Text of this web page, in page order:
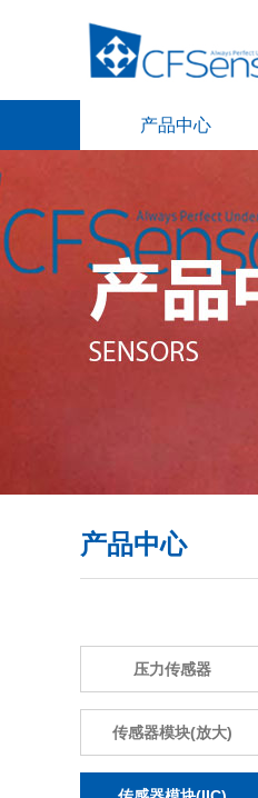
产品中心
产品中心
压力传感器
传感器模块(放大)